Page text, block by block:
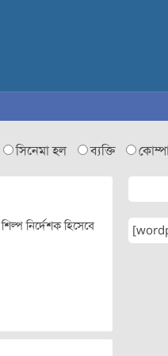
সিনেমা হল ব্যক্তি
নির্দেশক হিসেবে